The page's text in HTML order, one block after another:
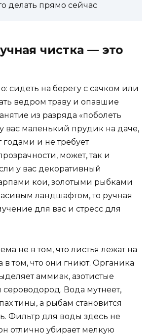
делать прямо сейчас
чистка — это
сидеть на берегу с сачком или
ведром траву и опавшие
из разряда «поболеть
вас маленький прудик на даче,
годами и не требует
может, так и
у вас декоративный
кои, золотыми рыбками
ландшафтом, то ручная
для вас и стресс для
не в том, что листья лежат на
в том, что они гниют. Органика
аммиак, азотистые
Вода мутнеет,
тины, а рыбам становится
Фильтр для воды здесь не
отлично убирает мелкую